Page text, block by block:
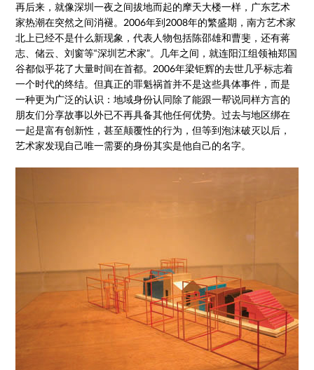
再后来，就像深圳一夜之间拔地而起的摩天大楼一样，广东艺术
家热潮在突然之间消褪。2006年到2008年的繁盛期，南方艺术家
北上已经不是什么新现象，代表人物包括陈邵雄和曹斐，还有蒋
志、储云、刘窗等“深圳艺术家”。几年之间，就连阳江组领袖郑国
谷都似乎花了大量时间在首都。2006年梁钜辉的去世几乎标志着
一个时代的终结。但真正的罪魁祸首并不是这些具体事件，而是
一种更为广泛的认识：地域身份认同除了能跟一帮说同样方言的
朋友们分享故事以外已不再具备其他任何优势。过去与地区绑在
一起是富有创新性，甚至颠覆性的行为，但等到泡沫破灭以后，
艺术家发现自己唯一需要的身份其实是他自己的名字。